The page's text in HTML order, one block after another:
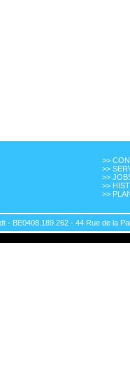
>>
>>
>>
>>
>>
- BE0408.189.262 - 44 Rue de la